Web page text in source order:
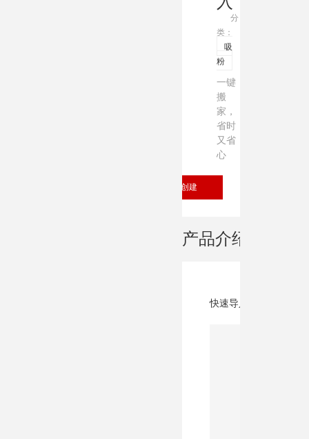
分
类：
吸
粉
一键
搬
家，
省时
又省
心
立即创建
产品介绍
快速导入淘宝产品，